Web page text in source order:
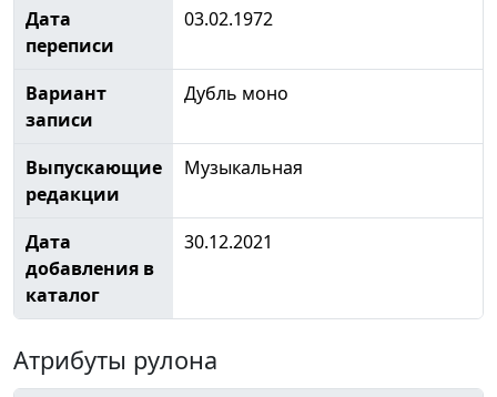
Дата
переписи
03.02.1972
Вариант
записи
Дубль моно
Выпускающие
редакции
Музыкальная
Дата
добавления в
каталог
30.12.2021
Атрибуты рулона